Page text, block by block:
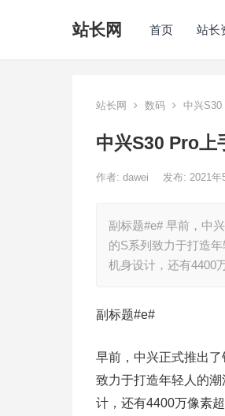
站长网 首页 站长
站长网 数码 中兴S30
中兴S30 Pro上
作者: dawei 发布: 2021年
副标题#e# 早前，中
的S系列致力于打造
机身设计，还有4400
副标题#e#
早前，中兴正式推出
致力于打造年轻人的
计，还有4400万像素